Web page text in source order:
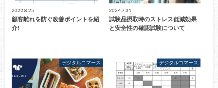
2022.8.25
顧客離れを防ぐ改善ポイントを紹
介!
2024.7.31
試験品摂取時のストレス低減効果
と安全性の確認試験について
デジタルコマース デジタルコマース